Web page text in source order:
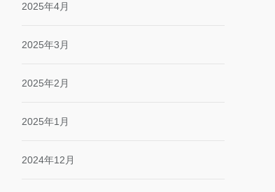
2025年4月
2025年3月
2025年2月
2025年1月
2024年12月